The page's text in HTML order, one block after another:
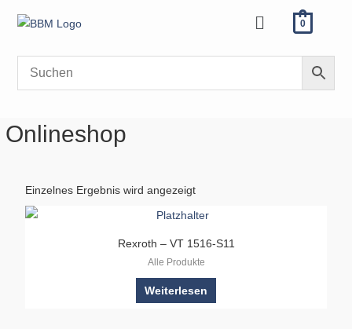
Inhalt
Menü 0
Onlineshop
Einzelnes Ergebnis wird angezeigt
Rexroth – VT 1516-S11
Alle Produkte
Weiterlesen